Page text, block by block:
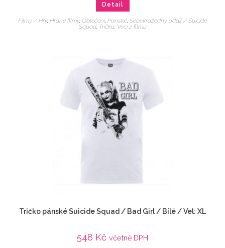
Detail
Filmy / Hry, Hrané filmy, Oblečení, Pánské Sebevražedný oddíl / Suicide
Squad, Trička, Veci z filmu
Tričko pánské Suicide Squad / Bad Girl / Bílé / Vel: XL
548 Kč včetně DPH